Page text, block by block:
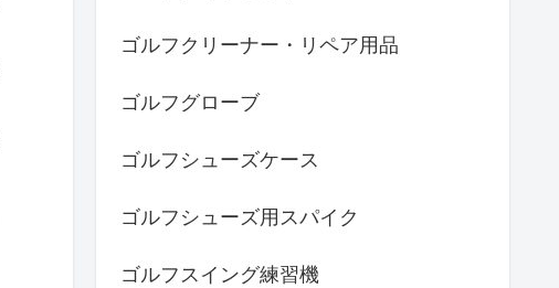
ゴルフクリーナー・リペア用品
ゴルフグローブ
ゴルフシューズケース
ゴルフシューズ用スパイク
ゴルフスイング練習機